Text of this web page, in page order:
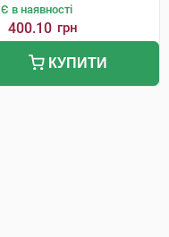
Є в наявності
400.10 грн
КУПИТИ